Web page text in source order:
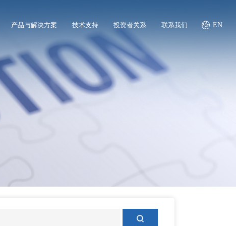
EN
产品与解决方案 技术支持 投资者关系 联系我们